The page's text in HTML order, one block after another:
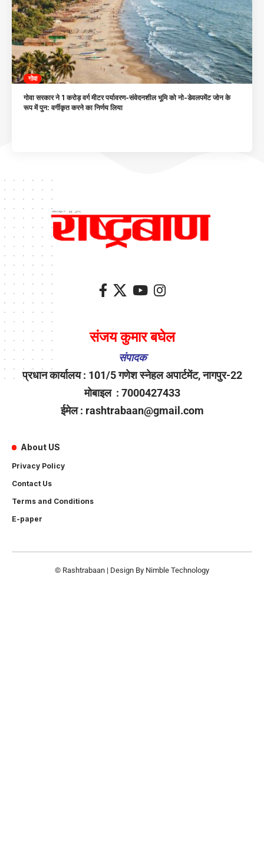
गोवा
गोवा सरकार ने 1 करोड़ वर्ग मीटर पर्यावरण-संवेदनशील भूमि को नो-डेवलपमेंट जोन के
रूप में पुन: वर्गीकृत करने का निर्णय लिया
संजय कुमार बघेल
संपादक
प्रधान कार्यालय : 101/5 गणेश स्नेहल अपार्टमेंट, नागपुर-22
मोबाइल : 7000427433
ईमेल : rashtrabaan@gmail.com
About US
Privacy Policy
Contact Us
Terms and Conditions
E-paper
© Rashtrabaan | Design By Nimble Technology